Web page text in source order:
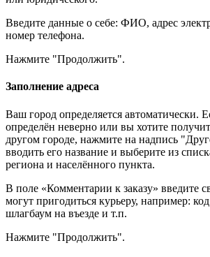
Введите данные о себе: ФИО, адрес
номер телефона.
Нажмите "Продолжить".
Заполнение адреса
Ваш город определяется автоматически.
определён неверно или вы хотите
другом городе, нажмите на надпись
вводить его название и выберите из
региона и населённого пункта.
В поле «Комментарии к заказу» введите
могут пригодиться курьеру, например:
шлагбаум на въезде и т.п.
Нажмите "Продолжить".